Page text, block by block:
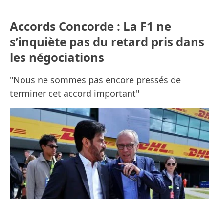
Accords Concorde : La F1 ne
s’inquiète pas du retard pris dans
les négociations
"Nous ne sommes pas encore pressés de
terminer cet accord important"